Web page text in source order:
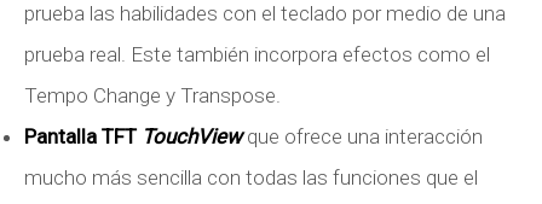
prueba las habilidades con el teclado por medio de una
prueba real. Este también incorpora efectos como el
Tempo Change y Transpose.
Pantalla TFT TouchViewque ofrece una interacción
mucho más sencilla con todas las funciones que el